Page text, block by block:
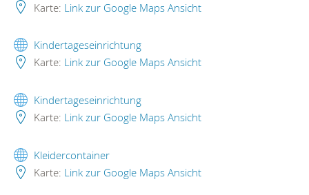
Karte: Link zur Google Maps Ansicht
Kindertageseinrichtung
Karte: Link zur Google Maps Ansicht
Kindertageseinrichtung
Karte: Link zur Google Maps Ansicht
Kleidercontainer
Karte: Link zur Google Maps Ansicht